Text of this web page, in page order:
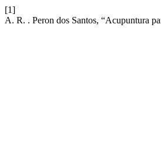
[1]
A. R. . Peron dos Santos, “Acupuntura